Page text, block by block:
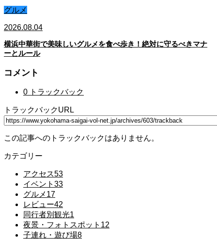
グルメ
2026.08.04
横浜中華街で美味しいグルメを食べ歩き！絶対に守るべきマナ
ーとルール
コメント
0 トラックバック
トラックバックURL
この記事へのトラックバックはありません。
カテゴリー
アクセス53
イベント 33
グルメ 17
レビュー42
同行者別観光1
夜景・フォトスポット 12
子連れ・遊び場8